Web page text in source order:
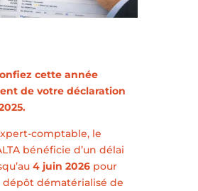
cette année
de votre déclaration
comptable, le
bénéficie d’un délai
4 juin 2026pour
dépôt dématérialisé de